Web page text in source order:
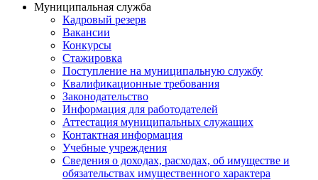
Муниципальная служба
Кадровый резерв
Вакансии
Конкурсы
Стажировка
Поступление на муниципальную службу
Квалификационные требования
Законодательство
Информация для работодателей
Аттестация муниципальных служащих
Контактная информация
Учебные учреждения
Сведения о доходах, расходах, об имуществе и
обязательствах имущественного характера